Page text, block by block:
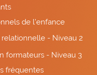
de l'enfance
relationnelle - Niveau 2
formateurs - Niveau 3
fréquentes